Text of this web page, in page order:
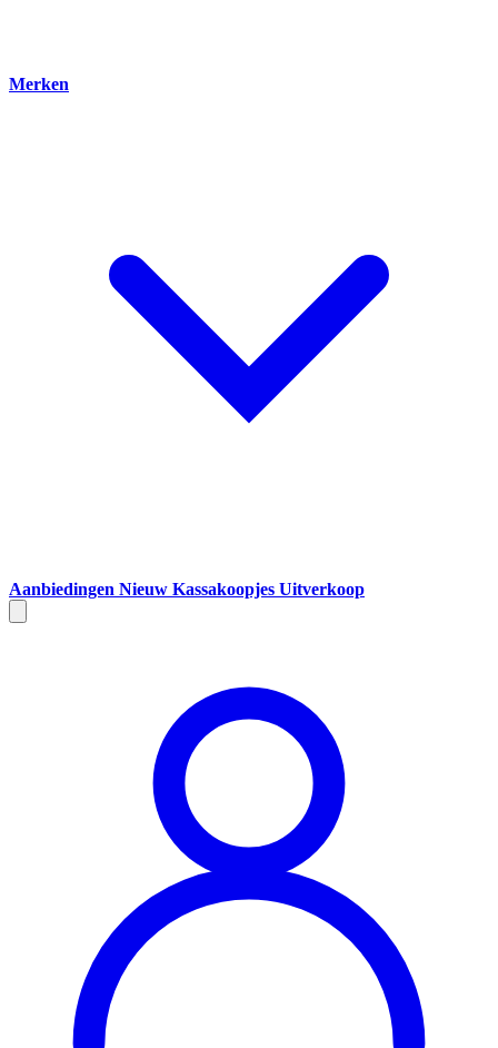
Merken
Aanbiedingen Nieuw Kassakoopjes Uitverkoop